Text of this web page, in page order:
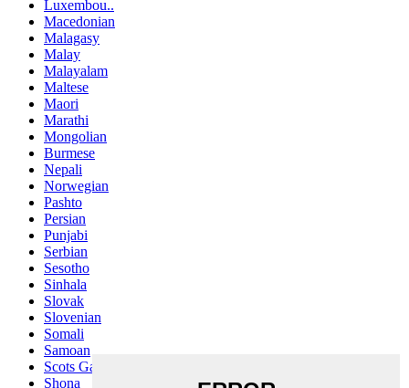
Luxembou..
Macedonian
Malagasy
Malay
Malayalam
Maltese
Maori
Marathi
Mongolian
Burmese
Nepali
Norwegian
Pashto
Persian
Punjabi
Serbian
Sesotho
Sinhala
Slovak
Slovenian
Somali
Samoan
Scots Gaelic
Shona